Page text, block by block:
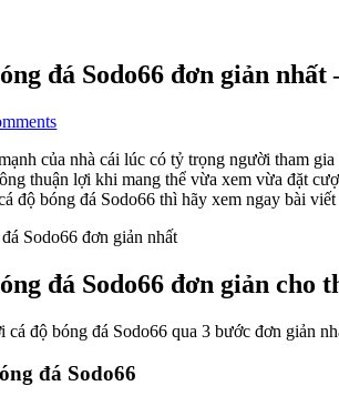
đá Sodo66 đơn giản nhất
của nhà cái lúc có tỷ trọng người tham
thuận lợi khi mang thể vừa xem vừa đặt
độ bóng đá Sodo66 thì hãy xem ngay bài viết
đá Sodo66 đơn giản cho
độ bóng đá Sodo66 qua 3 bước đơn giản
đá Sodo66